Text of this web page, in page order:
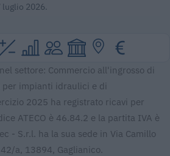
luglio 2026.
settore: Commercio all'ingrosso di
per impianti idraulici e di
2025 ha registrato ricavi per
ATECO è 46.84.2 e la partita IVA è
- S.r.l. ha la sua sede in Via Camillo
a, 13894, Gaglianico.